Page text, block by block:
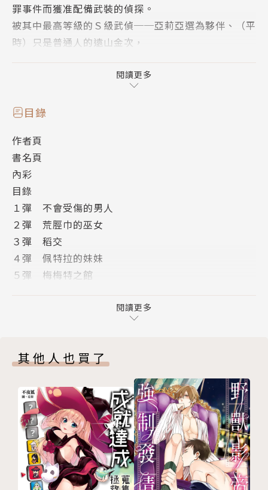
罪事件而獲准配備武裝的偵探。
被其中最高等級的Ｓ級武偵──亞莉亞選為夥伴、（平
時）只是普通人的遠山金次，
─悠樹菜過著平穩的日常生活。
但此時出現了抓捕悠樹菜的舊公安零課，以及一生未嘗
敗績的武裝檢察官不破。
不過她的記憶中有著不自然的空白──為了保護悠樹菜
挺身而戰的金次，
揭開隱藏在牛義鄉的『監視之神』荒脛巾的駭人祕密。
超人氣武裝動作愛情喜劇，第三十九集熱血登場！
閱讀更多
目錄
作者頁
書名頁
內彩
目錄
１彈 不會受傷的男人
２彈 荒脛巾的巫女
３彈 稻交
４彈 佩特拉的妹妹
５彈 梅梅特之館
Go For The NEXT!!!雪伍德的信使
封底
閱讀更多
其他人也買了